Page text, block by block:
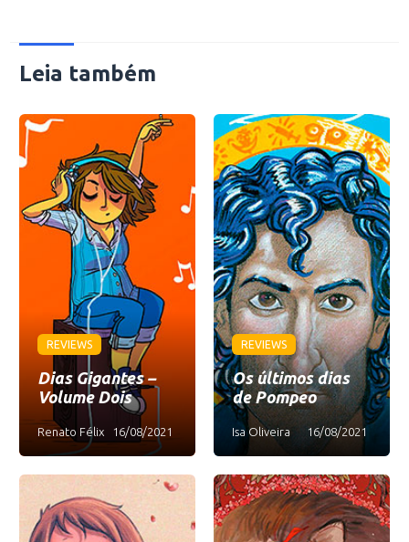
Leia também
REVIEWS
Dias Gigantes –
Volume Dois
Renato Félix 16/08/2021
REVIEWS
Os últimos dias
de Pompeo
Isa Oliveira 16/08/2021